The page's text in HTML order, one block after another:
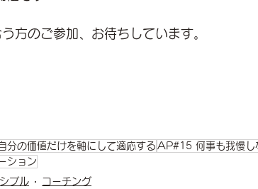
方のご参加、お待ちしています。
分の価値だけを軸にして適応する AP#15 何事も我慢し
ション
プル
コーチング